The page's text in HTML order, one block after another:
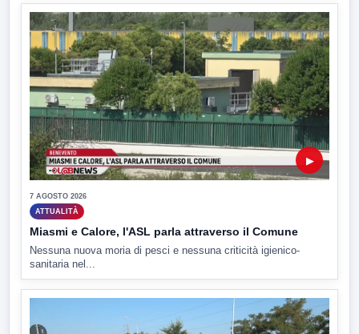
▶
7 AGOSTO 2026
ATTUALITÀ
Miasmi e Calore, l'ASL parla attraverso il Comune
Nessuna nuova moria di pesci e nessuna criticità igienico-
sanitaria nel...